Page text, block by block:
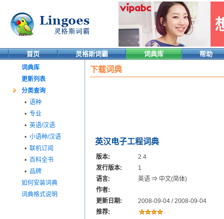
首页 灵格斯词霸 词典库 帮助
词典库
更新列表
分类查询
• 语种
• 专业
• 英语/汉语
• 小语种/汉语
• 联机订阅
• 百科全书
• 品牌
如何安装词典
词典格式说明
下载词典
英汉电子工程词典
版本:
2.4
发行版本:
1
语言:
英语 ⇒ 中文(简体)
作者:
更新日期:
2008-09-04 / 2008-09-04
推荐: